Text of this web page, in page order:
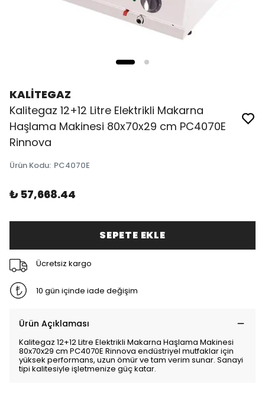
KALİTEGAZ
Kalitegaz 12+12 Litre Elektrikli Makarna
Haşlama Makinesi 80x70x29 cm PC4070E
Rinnova
Ürün Kodu: PC4070E
₺ 57,668.44
SEPETE EKLE
Ücretsiz kargo
10 gün içinde iade değişim
Ürün Açıklaması
Kalitegaz 12+12 Litre Elektrikli Makarna Haşlama Makinesi
80x70x29 cm PC4070E Rinnova endüstriyel mutfaklar için
yüksek performans, uzun ömür ve tam verim sunar. Sanayi
tipi kalitesiyle işletmenize güç katar.